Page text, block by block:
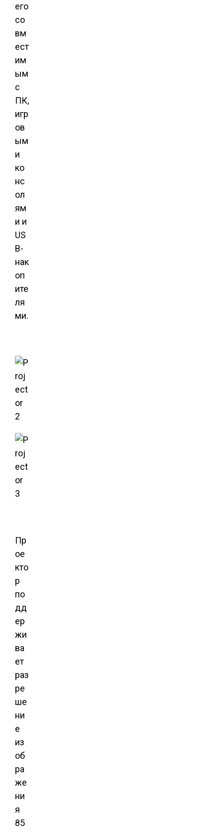
его
со
вм
ест
им
ым
с
ПК,
игр
ов
ым
и
ко
нс
ол
ям
и и
US
B-
нак
оп
ите
ля
ми.
Пр
ое
кто
р
по
дд
ер
жи
ва
ет
раз
ре
ше
ни
е
из
об
ра
же
ни
я
85